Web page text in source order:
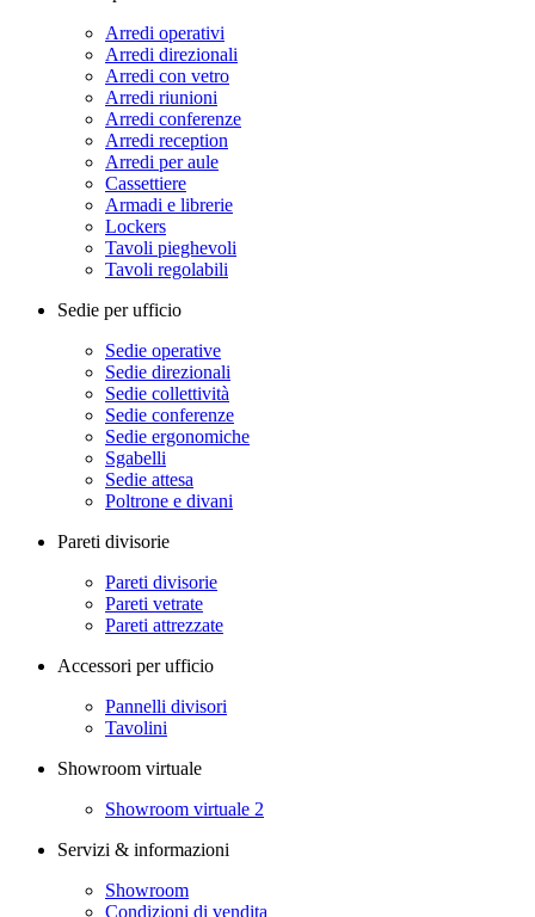
Arredi operativi
Arredi direzionali
Arredi con vetro
Arredi riunioni
Arredi conferenze
Arredi reception
Arredi per aule
Cassettiere
Armadi e librerie
Lockers
Tavoli pieghevoli
Tavoli regolabili
Sedie per ufficio
Sedie operative
Sedie direzionali
Sedie collettività
Sedie conferenze
Sedie ergonomiche
Sgabelli
Sedie attesa
Poltrone e divani
Pareti divisorie
Pareti divisorie
Pareti vetrate
Pareti attrezzate
Accessori per ufficio
Pannelli divisori
Tavolini
Showroom virtuale
Showroom virtuale 2
Servizi & informazioni
Showroom
Condizioni di vendita